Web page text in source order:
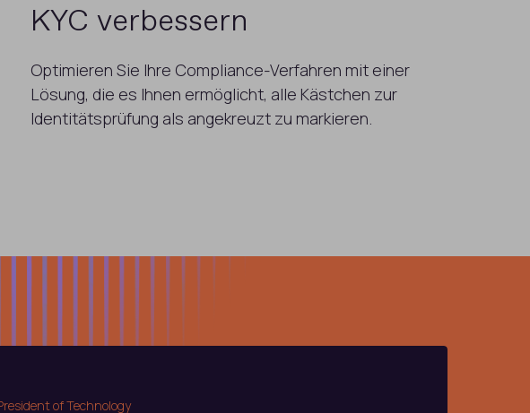
KYC verbessern
Optimieren Sie Ihre Compliance-Verfahren mit einer
Lösung, die es Ihnen ermöglicht, alle Kästchen zur
Identitätsprüfung als angekreuzt zu markieren.
of Technology